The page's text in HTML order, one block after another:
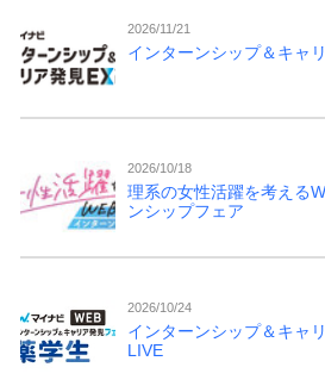
2026/11/21
インターンシップ＆キャ
2026/10/18
理系の女性活躍を考える
ンシップフェア
2026/10/24
インターンシップ＆キャ
LIVE